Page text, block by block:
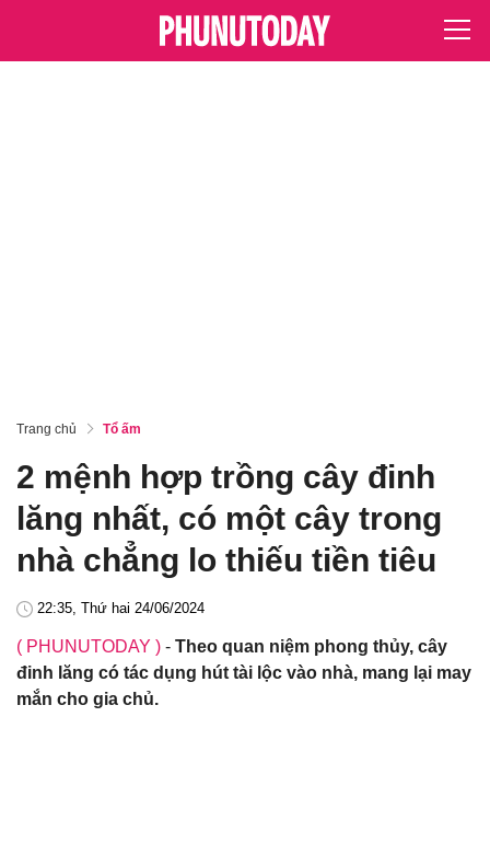
Trang chủ Tổ ấm
2 mệnh hợp trồng cây đinh
lăng nhất, có một cây trong
nhà chẳng lo thiếu tiền tiêu
22:35, Thứ hai 24/06/2024
( PHUNUTODAY ) - Theo quan niệm phong thủy, cây
đinh lăng có tác dụng hút tài lộc vào nhà, mang lại may
mắn cho gia chủ.